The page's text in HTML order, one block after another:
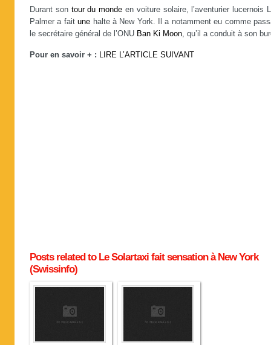
Durant son tour du monde en voiture solaire, l’aventurier lucernois
Palmer a faitune halte à New York. Il a notamment eu comme
le secrétaire général de l’ONU Ban Ki Moon, qu’il a conduit à son
Pour en savoir + : LIRE L’ARTICLE SUIVANT
Posts related to Le Solartaxi fait sensation à New York
(Swissinfo)